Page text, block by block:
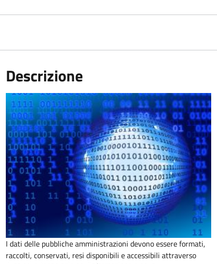
Descrizione
I dati delle pubbliche amministrazioni devono essere formati,
raccolti, conservati, resi disponibili e accessibili attraverso